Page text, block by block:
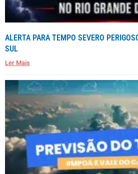
ALERTA PARA TEMPO SEVERO
SUL
Ler Mais